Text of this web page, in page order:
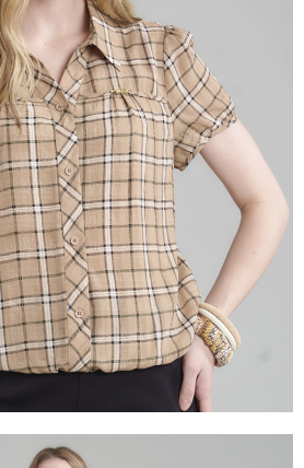
份有限公司」（以下簡稱本公司）所提供，讓
購買商品或服務，並由商店將買賣／分期付款
依約使用本公司帳單繳交帳款。
你分期」之契約關係目的，商店將以您的個人
）提供予台灣大哥大進項蒐集、處理及利用，
單所需資料之確認、核對及更正。
以下連結：https://oppay.tw/userRule
進行付款，方視為交易完成。
不需立刻繳費，但若您需要取消訂單，請聯絡
意取消之訂單仍視為有效，需透過AFTEE先享
先享後付 」之結帳頁面顯示為準，若有關於
欲退款等相關疑問，請聯繫「AFTEE先享後付
support/home
公司提供之「AFTEE先享後付」服務完成之交
提供個人資料，並將交易相關給付款項請求債
司。
請瀏覽以下網址：
得法定代理人或監護人之同意方可使用
同意申辦者引起之損失，本公司不負相關責
時，將依據個別帳號之用戶狀況，依本公司即
若仍有額度不足之情形，本公司將視審查結果
使用他人資訊註冊。若發現惡意使用之情形，
含以上)免運費